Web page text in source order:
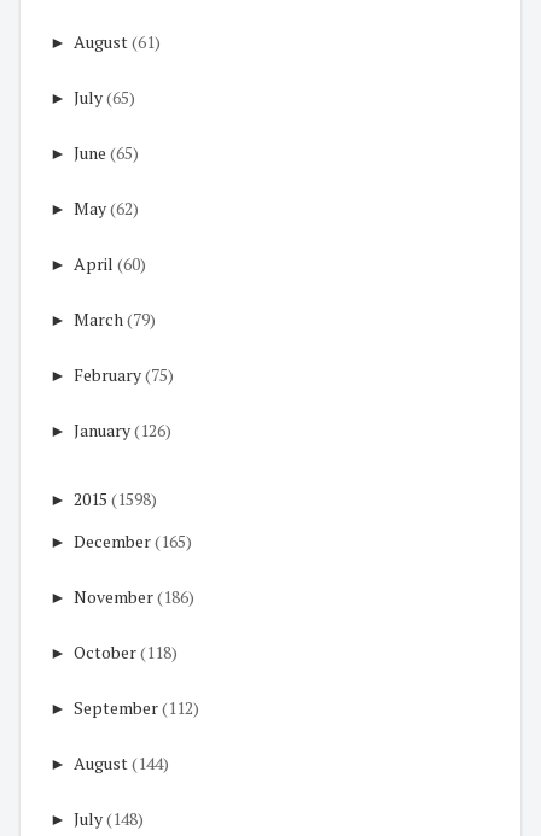
► August(61)
► July(65)
► June (65)
► May(62)
► April (60)
► March(79)
► February(75)
► January(126)
► 2015 (1598)
► December(165)
► November(186)
► October(118)
► September(112)
► August(144)
► July(148)